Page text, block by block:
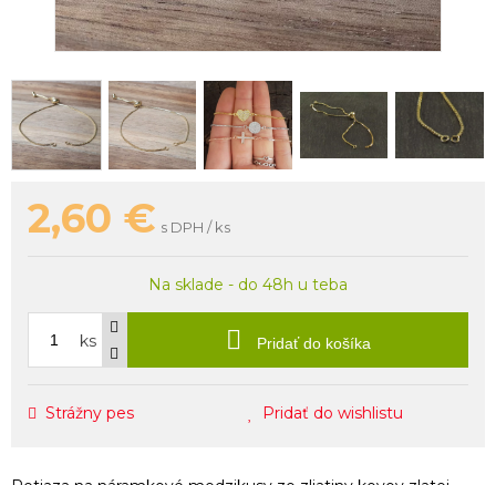
2,60 € s DPH / ks
Na sklade - do 48h u teba
ks Pridať do košíka
Strážny pes Pridať do wishlistu